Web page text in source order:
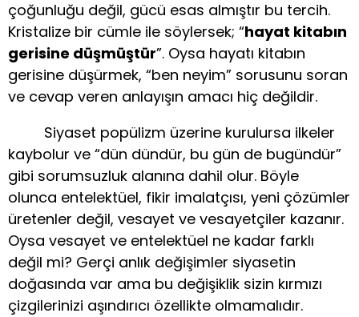
çoğunluğu değil, gücü esas almıştır bu tercih.
Kristalize bir cümle ile söylersek; “hayat kitabın
gerisine düşmüştür”. Oysa hayatı kitabın
gerisine düşürmek, “ben neyim” sorusunu soran
ve cevap veren anlayışın amacı hiç değildir.
Siyaset popülizm üzerine kurulursa ilkeler
kaybolur ve “dün dündür, bu gün de bugündür”
gibi sorumsuzluk alanına dahil olur. Böyle
olunca entelektüel, fikir imalatçısı, yeni çözümler
üretenler değil, vesayet ve vesayetçiler kazanır.
Oysa vesayet ve entelektüel ne kadar farklı
değil mi? Gerçi anlık değişimler siyasetin
doğasında var ama bu değişiklik sizin kırmızı
çizgilerinizi aşındırıcı özellikte olmamalıdır.